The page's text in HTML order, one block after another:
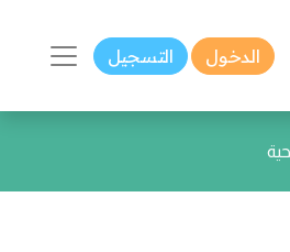
الدخول التسجيل